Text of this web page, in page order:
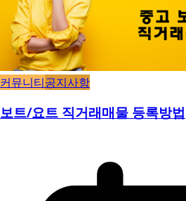
커뮤니티공지사항
보트/요트 직거래매물 등록방법